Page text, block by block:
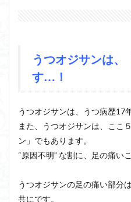
うつオジサンは、
す…！
うつオジサンは、うつ病歴17
また、うつオジサンは、ここ
ン」でもあります。
“原因不明” な割に、足の痛い
うつオジサンの足の痛い部分
共にです。